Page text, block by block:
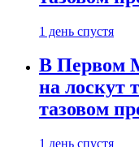
1 день спустя
В Первом
на лоскут
тазовом
1 день спустя